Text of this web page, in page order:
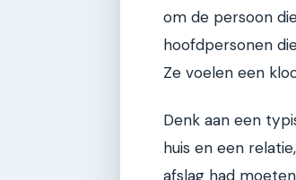
om de persoon
hoofdpersonen
Ze voelen een
Denk aan een
huis en een
afslag had